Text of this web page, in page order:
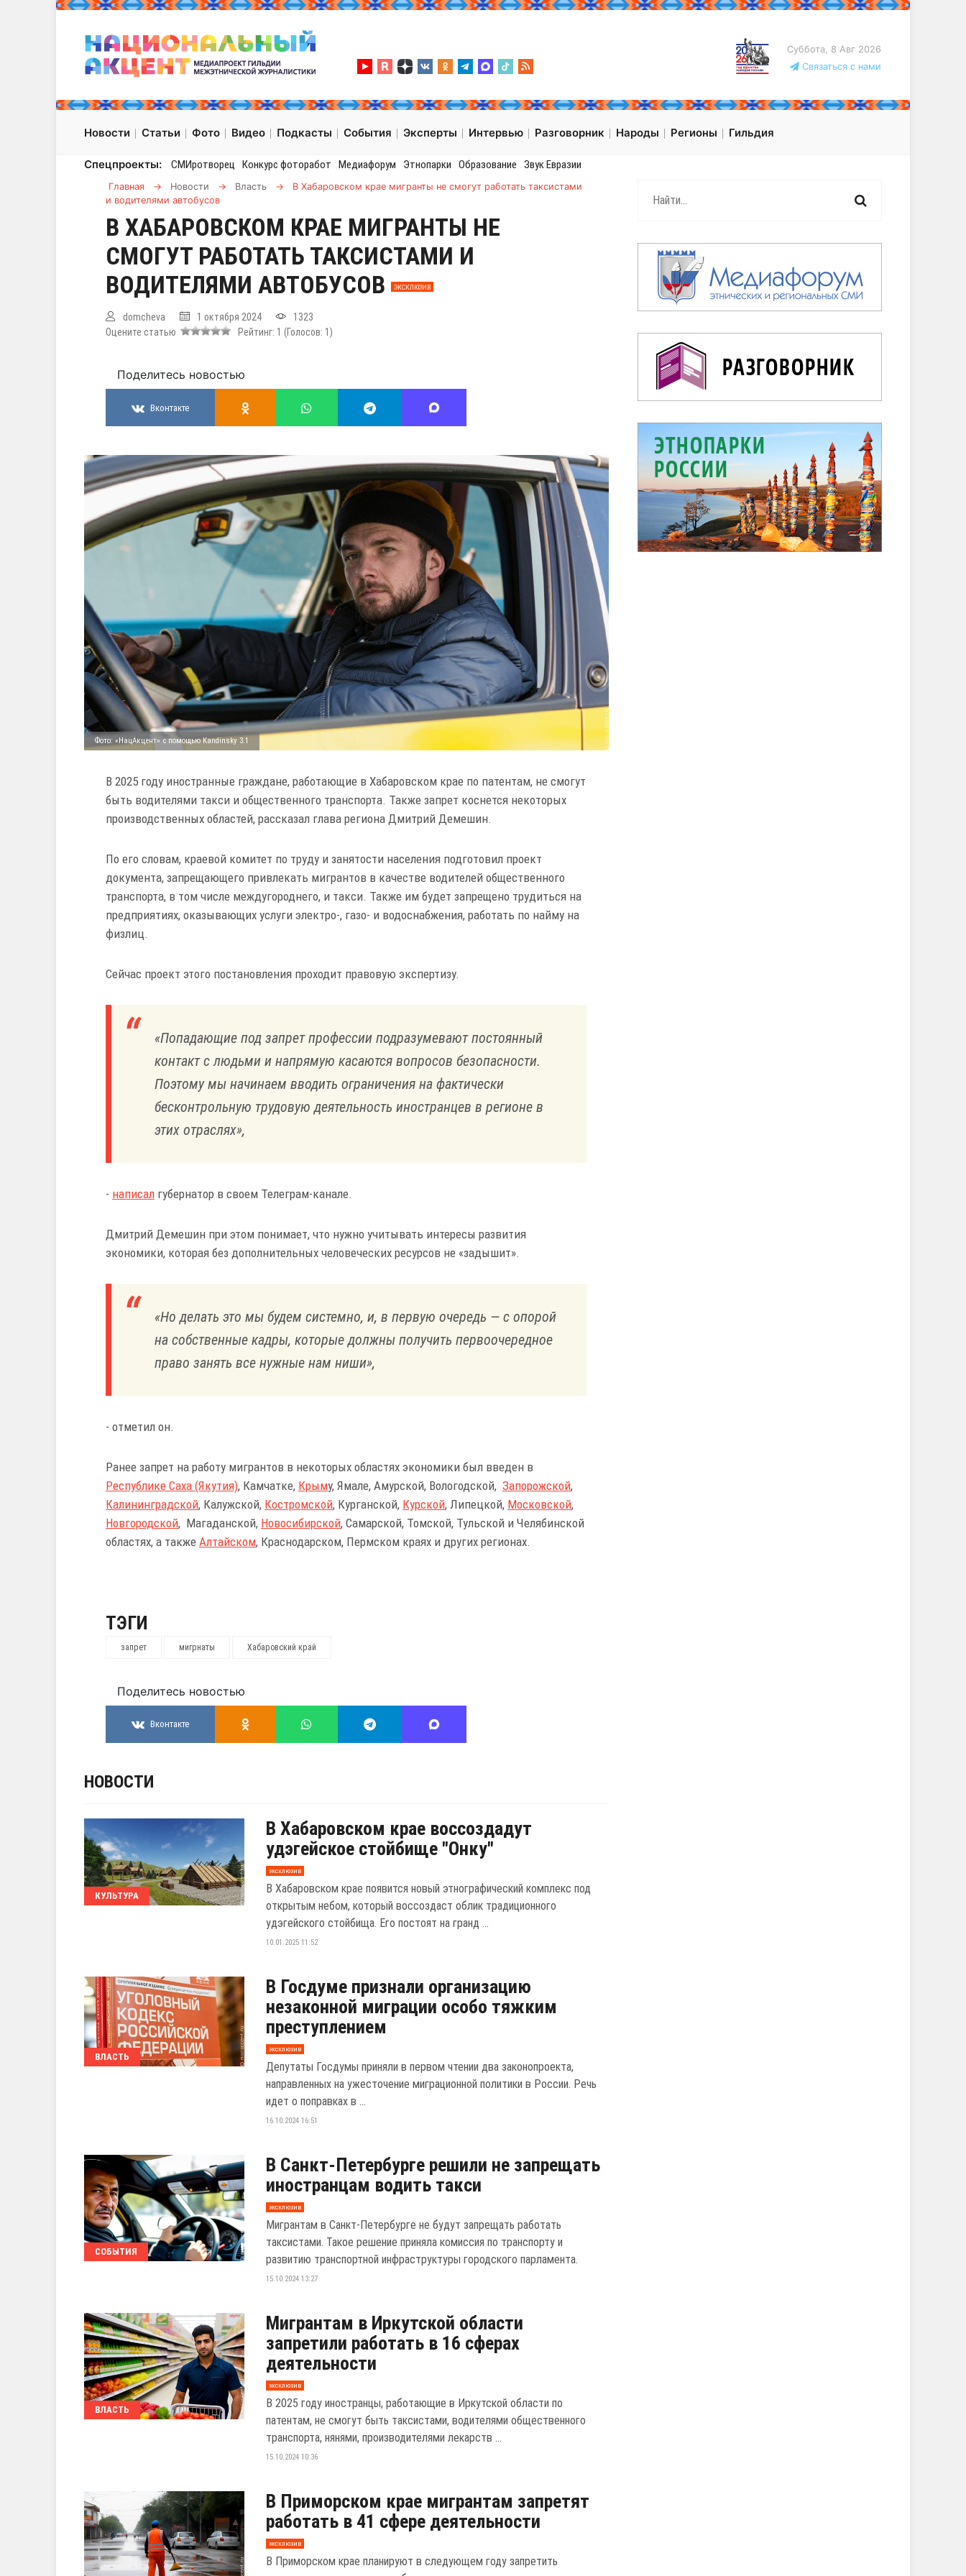
Суббота, 8 Авг 2026
Связаться с нами
Новости Статьи Фото Видео Подкасты События Эксперты Интервью Разговорник Народы Регионы Гильдия
Спецпроекты: СМИротворец Конкурс фоторабот Медиафорум Этнопарки Образование Звук Евразии
Главная → Новости → Власть →
В Хабаровском крае мигранты не смогут работать таксистами
и водителями автобусов
В ХАБАРОВСКОМ КРАЕ МИГРАНТЫ НЕ
СМОГУТ РАБОТАТЬ ТАКСИСТАМИ И
ВОДИТЕЛЯМИ АВТОБУСОВ
ЭКСКЛЮЗИВ
domcheva 1 октября 2024
1323
Оцените статью
Рейтинг: 1 (Голосов: 1 )
Поделитесь новостью
Вконтакте
Фото: «НацАкцент» с помощью Kandinsky 3.1
В 2025 году иностранные граждане, работающие в Хабаровском крае по патентам, не смогут
быть водителями такси и общественного транспорта. Также запрет коснется некоторых
производственных областей, рассказал глава региона Дмитрий Демешин.
По его словам, краевой комитет по труду и занятости населения подготовил проект
документа, запрещающего привлекать мигрантов в качестве водителей общественного
транспорта, в том числе междугороднего, и такси. Также им будет запрещено трудиться на
предприятиях, оказывающих услуги электро-, газо- и водоснабжения, работать по найму на
физлиц.
Сейчас проект этого постановления проходит правовую экспертизу.
«Попадающие под запрет профессии подразумевают постоянный
контакт с людьми и напрямую касаются вопросов безопасности.
Поэтому мы начинаем вводить ограничения на фактически
бесконтрольную трудовую деятельность иностранцев в регионе в
этих отраслях»,
- написал губернатор в своем Телеграм-канале.
Дмитрий Демешин при этом понимает, что нужно учитывать интересы развития
экономики, которая без дополнительных человеческих ресурсов не «задышит».
«Но делать это мы будем системно, и, в первую очередь — с опорой
на собственные кадры, которые должны получить первоочередное
право занять все нужные нам ниши»,
- отметил он.
Ранее запрет на работу мигрантов в некоторых областях экономики был введен в
Республике Саха (Якутия), Камчатке, Крыму, Ямале, Амурской, Вологодской, Запорожской,
Калининградской, Калужской, Костромской, Курганской, Курской, Липецкой, Московской,
Новгородской, Магаданской, Новосибирской, Самарской, Томской, Тульской и Челябинской
областях, а также Алтайском, Краснодарском, Пермском краях и других регионах.
ТЭГИ
запрет мигрнаты Хабаровский край
Поделитесь новостью
Вконтакте
НОВОСТИ
КУЛЬТУРА
В Хабаровском крае воссоздадут
удэгейское стойбище "Онку"
эксклюзив
В Хабаровском крае появится новый этнографический комплекс под
открытым небом, который воссоздаст облик традиционного
удэгейского стойбища. Его постоят на гранд ...
10.01.2025 11:52
ВЛАСТЬ
В Госдуме признали организацию
незаконной миграции особо тяжким
преступлением
эксклюзив
Депутаты Госдумы приняли в первом чтении два законопроекта,
направленных на ужесточение миграционной политики в России. Речь
идет о поправках в ...
16.10.2024 16:51
СОБЫТИЯ
В Санкт-Петербурге решили не запрещать
иностранцам водить такси
эксклюзив
Мигрантам в Санкт-Петербурге не будут запрещать работать
таксистами. Такое решение приняла комиссия по транспорту и
развитию транспортной инфраструктуры городского парламента.
15.10.2024 13:27
ВЛАСТЬ
Мигрантам в Иркутской области
запретили работать в 16 сферах
деятельности
эксклюзив
В 2025 году иностранцы, работающие в Иркутской области по
патентам, не смогут быть таксистами, водителями общественного
транспорта, нянями, производителями лекарств ...
15.10.2024 10:36
В Приморском крае мигрантам запретят
работать в 41 сфере деятельности
эксклюзив
В Приморском крае планируют в следующем году запретить